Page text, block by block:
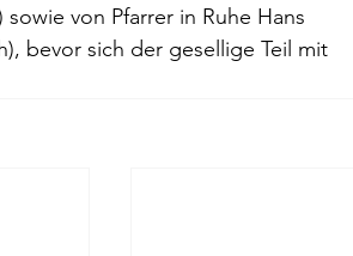
von Pfarrer in Ruhe Hans
bevor sich der gesellige Teil mit